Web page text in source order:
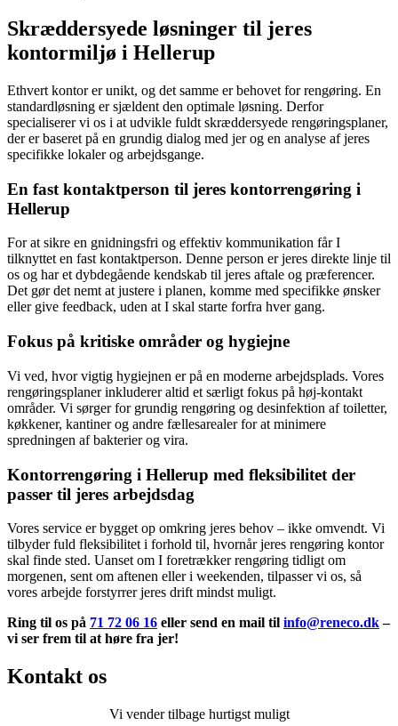
Skræddersyede løsninger til jeres
kontormiljø i Hellerup
Ethvert kontor er unikt, og det samme er behovet for rengøring. En
standardløsning er sjældent den optimale løsning. Derfor
specialiserer vi os i at udvikle fuldt skræddersyede rengøringsplaner,
der er baseret på en grundig dialog med jer og en analyse af jeres
specifikke lokaler og arbejdsgange.
En fast kontaktperson til jeres kontorrengøring i
Hellerup
For at sikre en gnidningsfri og effektiv kommunikation får I
tilknyttet en fast kontaktperson. Denne person er jeres direkte linje til
os og har et dybdegående kendskab til jeres aftale og præferencer.
Det gør det nemt at justere i planen, komme med specifikke ønsker
eller give feedback, uden at I skal starte forfra hver gang.
Fokus på kritiske områder og hygiejne
Vi ved, hvor vigtig hygiejnen er på en moderne arbejdsplads. Vores
rengøringsplaner inkluderer altid et særligt fokus på høj-kontakt
områder. Vi sørger for grundig rengøring og desinfektion af toiletter,
køkkener, kantiner og andre fællesarealer for at minimere
spredningen af bakterier og vira.
Kontorrengøring i Hellerup med fleksibilitet der
passer til jeres arbejdsdag
Vores service er bygget op omkring jeres behov – ikke omvendt. Vi
tilbyder fuld fleksibilitet i forhold til, hvornår jeres rengøring kontor
skal finde sted. Uanset om I foretrækker rengøring tidligt om
morgenen, sent om aftenen eller i weekenden, tilpasser vi os, så
vores arbejde forstyrrer jeres drift mindst muligt.
Ring til os på 71 72 06 16 eller send en mail til info@reneco.dk–
vi ser frem til at høre fra jer!
Kontakt os
Vi vender tilbage hurtigst muligt